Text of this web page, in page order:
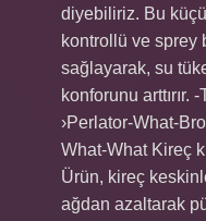
diyebiliriz. Bu
kontrollü ve sprey
sağlayarak, su
konforunu arttırır.
›Perlator-What-
What-What Kireç
Ürün, kireç
ağdan azaltarak